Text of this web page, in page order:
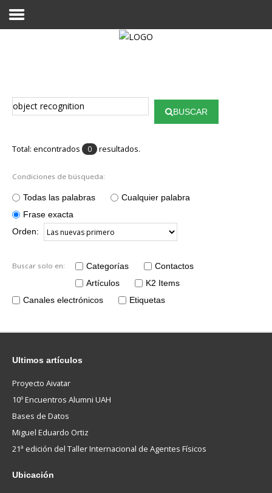
BUSCAR
Total: encontrados 0 resultados.
Condiciones de búsqueda:
Todas las palabras
Cualquier palabra
Frase exacta
Orden:
Buscar solo en: Categorías
Contactos
Artículos
K2 Items
Canales electrónicos
Etiquetas
Ultimos artículos
Proyecto Aivatar
10º Encuentros Alumni UAH
Bases de Datos
Miguel Eduardo Ortiz
21ª edición del Taller Internacional de Agentes Físicos
Ubicación